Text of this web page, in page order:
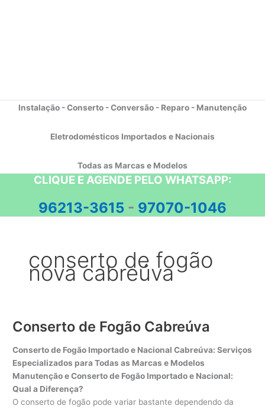
Instalação - Conserto - Conversão - Reparo - Manutenção
Eletrodomésticos Importados e Nacionais
Todas as Marcas e Modelos
CLIQUE E AGENDE PELO WHATSAPP:
96213-3615 - 97070-1046
conserto de fogão
nova cabreúva
Conserto de Fogão Cabreúva
Conserto de Fogão Importado e Nacional Cabreúva: Serviços
Especializados para Todas as Marcas e Modelos
Manutenção e Conserto de Fogão Importado e Nacional:
Qual a Diferença?
O conserto de fogão pode variar bastante dependendo da